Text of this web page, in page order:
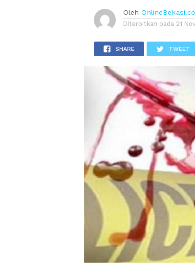
Oleh
Diterbitkan pada 21
SHARE TWEET